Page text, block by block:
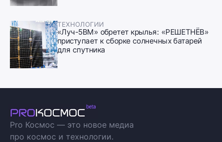
ТЕХНОЛОГИИ
«Луч-5ВМ» обретет крылья: «РЕШЕТНЁВ»
приступает к сборке солнечных батарей
для спутника
Pro Космос — это новое медиа
про космос и технологии.